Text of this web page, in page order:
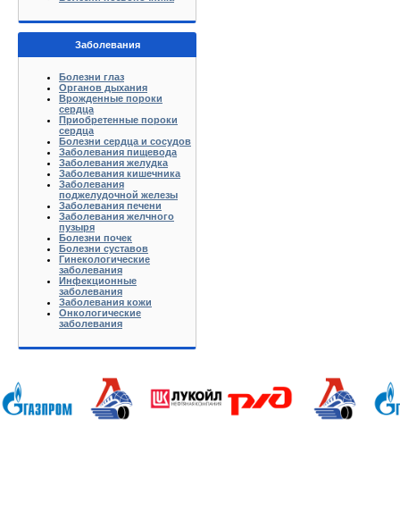
Заболевания
Болезни глаз
Органов дыхания
Врожденные пороки
сердца
Приобретенные пороки
сердца
Болезни сердца и сосудов
Заболевания пищевода
Заболевания желудка
Заболевания кишечника
Заболевания
поджелудочной железы
Заболевания печени
Заболевания желчного
пузыря
Болезни почек
Болезни суставов
Гинекологические
заболевания
Инфекционные
заболевания
Заболевания кожи
Онкологические
заболевания